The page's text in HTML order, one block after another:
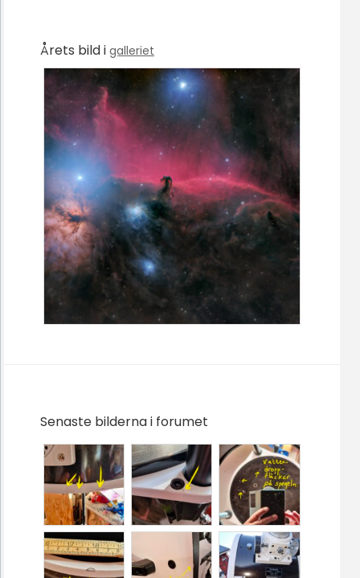
Årets bild i galleriet
Senaste bilderna i forumet